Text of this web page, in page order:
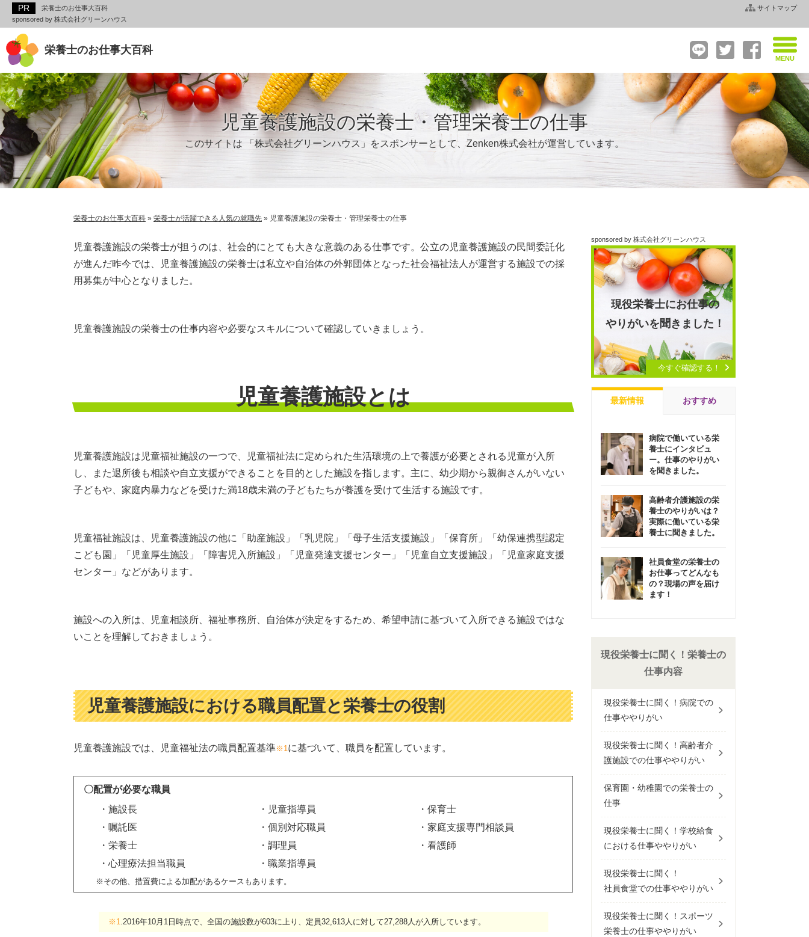
栄養士のお仕事大百科
sponsored by 株式会社グリーンハウス
サイトマップ
栄養士のお仕事大百科
児童養護施設の栄養士・管理栄養士の仕事
このサイトは 「株式会社グリーンハウス」をスポンサーとして、Zenken株式会社が運営しています。
栄養士のお仕事大百科 » 栄養士が活躍できる人気の就職先 » 児童養護施設の栄養士・管理栄養士の仕事
児童養護施設の栄養士が担うのは、社会的にとても大きな意義のある仕事です。公立の児童養護施設の民間委託化
が進んだ昨今では、児童養護施設の栄養士は私立や自治体の外郭団体となった社会福祉法人が運営する施設での採
用募集が中心となりました。
児童養護施設の栄養士の仕事内容や必要なスキルについて確認していきましょう。
児童養護施設とは
児童養護施設は児童福祉施設の一つで、児童福祉法に定められた生活環境の上で養護が必要とされる児童が入所
し、また退所後も相談や自立支援ができることを目的とした施設を指します。主に、幼少期から親御さんがいない
子どもや、家庭内暴力などを受けた満18歳未満の子どもたちが養護を受けて生活する施設です。
児童福祉施設は、児童養護施設の他に「助産施設」「乳児院」「母子生活支援施設」「保育所」「幼保連携型認定
こども園」「児童厚生施設」「障害児入所施設」「児童発達支援センター」「児童自立支援施設」「児童家庭支援
センター」などがあります。
施設への入所は、児童相談所、福祉事務所、自治体が決定をするため、希望申請に基づいて入所できる施設ではな
いことを理解しておきましょう。
児童養護施設における職員配置と栄養士の役割
児童養護施設では、児童福祉法の職員配置基準※1に基づいて、職員を配置しています。
〇配置が必要な職員
・施設長
・児童指導員
・保育士
・嘱託医
・個別対応職員
・家庭支援専門相談員
・栄養士
・調理員
・看護師
・心理療法担当職員
・職業指導員
※その他、措置費による加配があるケースもあります。
※1.2016年10月1日時点で、全国の施設数が603に上り、定員32,613人に対して27,288人が入所しています。
sponsored by 株式会社グリーンハウス
現役栄養士にお仕事の
やりがいを聞きました！
今すぐ確認する！
最新情報 おすすめ
病院で働いている栄
養士にインタビュ
ー。仕事のやりがい
を聞きました。
高齢者介護施設の栄
養士のやりがいは？
実際に働いている栄
養士に聞きました。
社員食堂の栄養士の
お仕事ってどんなも
の？現場の声を届け
ます！
現役栄養士に聞く！栄養士の
仕事内容
現役栄養士に聞く！病院での
仕事ややりがい
現役栄養士に聞く！高齢者介
護施設での仕事ややりがい
保育園・幼稚園での栄養士の
仕事
現役栄養士に聞く！学校給食
における仕事ややりがい
現役栄養士に聞く！
社員食堂での仕事ややりがい
現役栄養士に聞く！スポーツ
栄養士の仕事ややりがい